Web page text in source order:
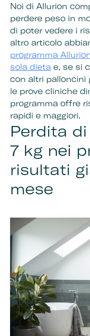
Noi di Allurion
perdere peso in
di poter vedere i
altro articolo
programma
sola dieta e, se si
con altri palloncini
le prove cliniche
programma offre
rapidi e maggiori.
Perdita
7 kg nei
risultati
mese